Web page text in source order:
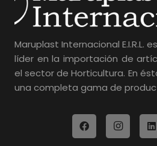
Maruplast Internacional E.I.R.L.
líder en la importación de
el sector de Horticultura. En
una completa gama de